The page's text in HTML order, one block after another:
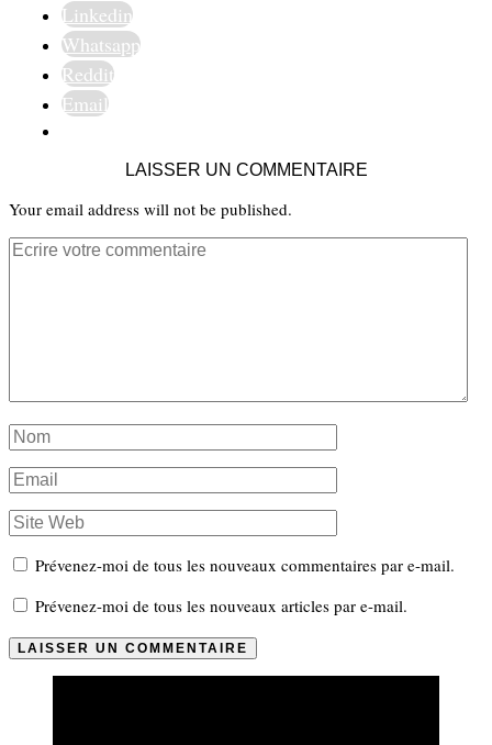
Linkedin
Whatsapp
Reddit
Email
LAISSER UN COMMENTAIRE
Your email address will not be published.
Prévenez-moi de tous les nouveaux commentaires par e-mail.
Prévenez-moi de tous les nouveaux articles par e-mail.